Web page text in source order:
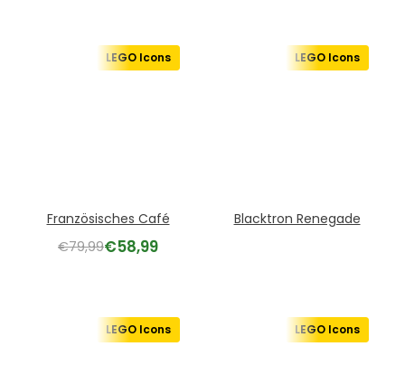
LEGO Icons
Französisches Café
€79,99€58,99
LEGO Icons
Blacktron Renegade
LEGO Icons LEGO Icons